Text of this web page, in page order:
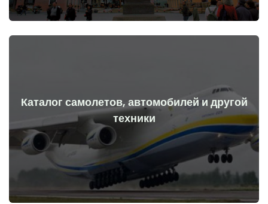
Каталог самолетов, автомобилей и другой
техники
Самолеты, машины, технические средства до и после
начала войны
Перейти